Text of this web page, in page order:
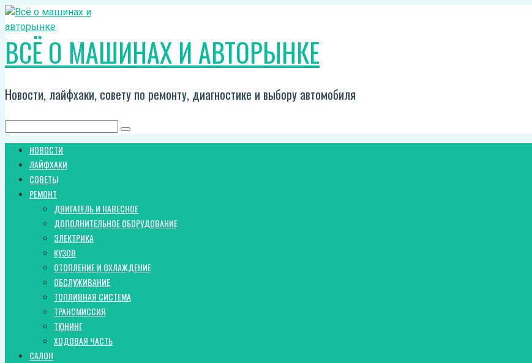
Перейти
к
контенту
ВСЁ О МАШИНАХ И АВТОРЫНКЕ
Новости, лайфхаки, совету по ремонту, диагностике и выбору автомобиля
НОВОСТИ
ЛАЙФХАКИ
СОВЕТЫ
РЕМОНТ
ДВИГАТЕЛЬ И НАВЕСНОЕ
ДОПОЛНИТЕЛЬНОЕ ОБОРУДОВАНИЕ
ЭЛЕКТРИКА
КУЗОВ
ОТОПЛЕНИЕ И ОХЛАЖДЕНИЕ
ОБСЛУЖИВАНИЕ
ТОПЛИВНАЯ СИСТЕМА
ТРАНСМИССИЯ
ТЮНИНГ
ХОДОВАЯ ЧАСТЬ
САЛОН